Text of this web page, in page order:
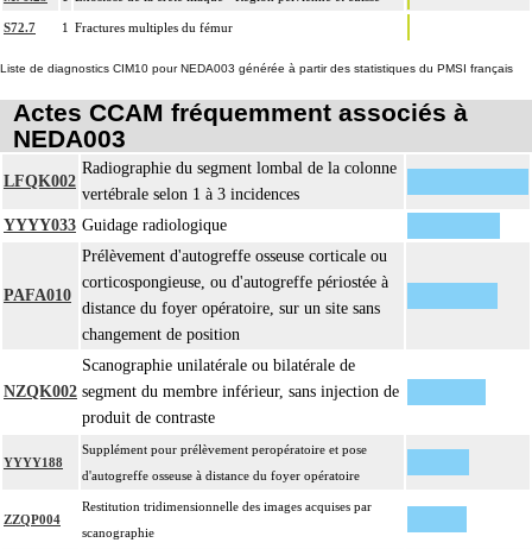
par confection d'un appareillage rigide externe, ou la stabilisation interne
[arthrorise] temporaire.
14
La réduction orthopédique extemporanée d'une fracture inclut la contention par
Comprend : réduction orthopédique itérative de fracture, avec gypsotomie de
réaxation
14
Tout acte thérapeutique, par arthrotomie inclut le nettoyage de l'articulation
Tout acte thérapeutique, par arthroscopie inclut le nettoyage de l'articulation
traitée.
14 Toute arthrotomie inclut l'arthroscopie peropératoire éventuelle.
S72.7 1 Fractures multiples du fémur
Liste de diagnostics CIM10 pour NEDA003 générée à partir des statistiques du PMSI français
Actes CCAM fréquemment associés à
NEDA003
LFQK002
Radiographie du segment lombal de la colonne
vertébrale selon 1 à 3 incidences
YYYY033 Guidage radiologique
PAFA010
Prélèvement d'autogreffe osseuse corticale ou
corticospongieuse, ou d'autogreffe périostée à
distance du foyer opératoire, sur un site sans
changement de position
NZQK002
Scanographie unilatérale ou bilatérale de
segment du membre inférieur, sans injection de
produit de contraste
YYYY188
Supplément pour prélèvement peropératoire et pose
d'autogreffe osseuse à distance du foyer opératoire
ZZQP004
Restitution tridimensionnelle des images acquises par
scanographie